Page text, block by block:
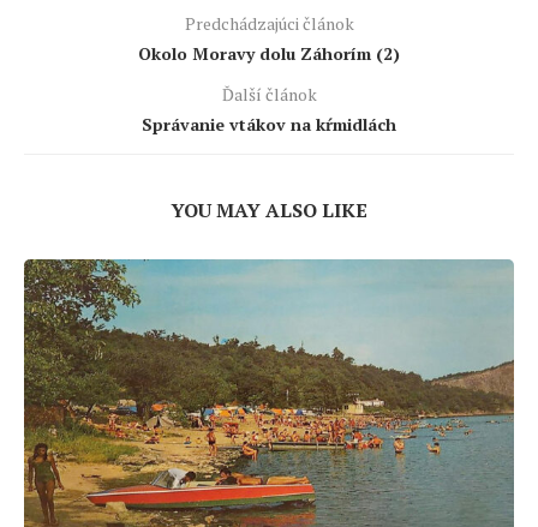
Predchádzajúci článok
Okolo Moravy dolu Záhorím (2)
Ďalší článok
Správanie vtákov na kŕmidlách
YOU MAY ALSO LIKE